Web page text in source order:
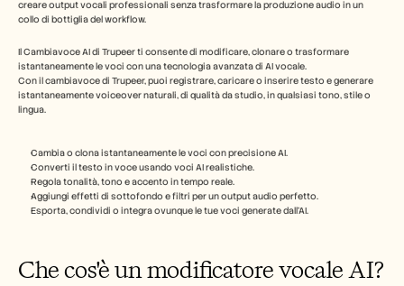
creare output vocali professionali senza trasformare la produzione audio in un
collo di bottiglia del workflow.
Il Cambiavoce AI di Trupeer ti consente di modificare, clonare o trasformare
istantaneamente le voci con una tecnologia avanzata di AI vocale.
Con il cambiavoce di Trupeer, puoi registrare, caricare o inserire testo e generare
istantaneamente voiceover naturali, di qualità da studio, in qualsiasi tono, stile o
lingua.
Cambia o clona istantaneamente le voci con precisione AI.
Converti il testo in voce usando voci AI realistiche.
Regola tonalità, tono e accento in tempo reale.
Aggiungi effetti di sottofondo e filtri per un output audio perfetto.
Esporta, condividi o integra ovunque le tue voci generate dall'AI.
Che cos'è un modificatore vocale AI?
Prezzi
Carriere
Prenota una demo
Inizia la prova gratuita